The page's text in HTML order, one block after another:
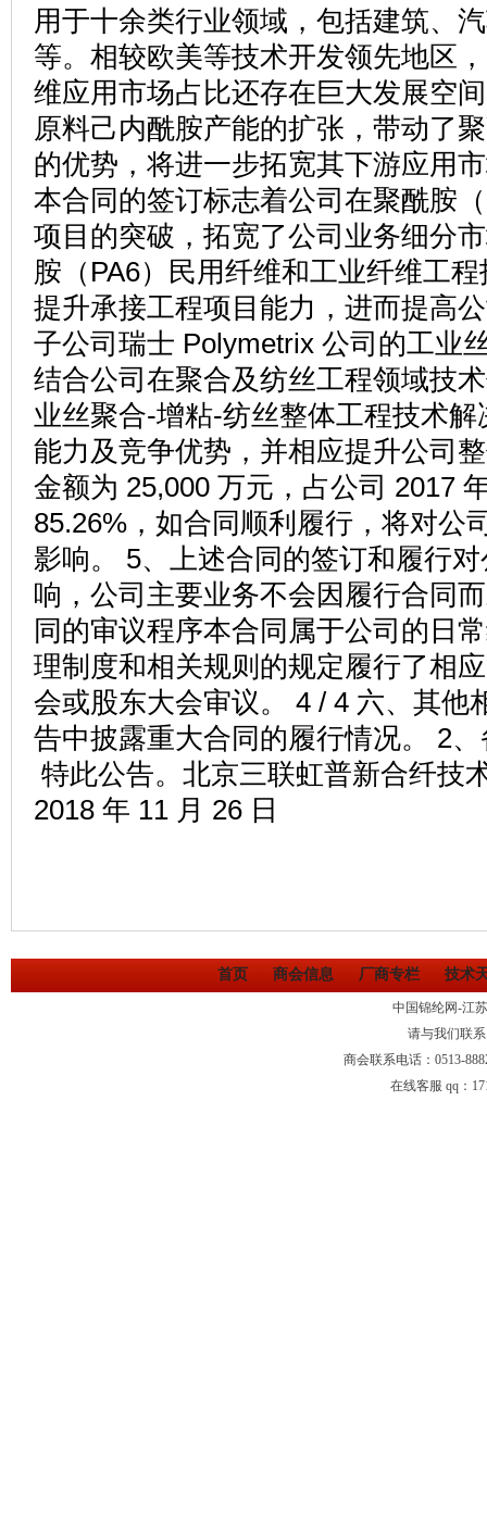
用于十余类行业领域，包括建筑、
等。相较欧美等技术开发领先地区
维应用市场占比还存在巨大发展空
原料己内酰胺产能的扩张，带动了
的优势，将进一步拓宽其下游应用
本合同的签订标志着公司在聚酰胺
项目的突破，拓宽了公司业务细分
胺（PA6）民用纤维和工业纤维工
提升承接工程项目能力，进而提高
子公司瑞士 Polymetrix 公司的工业
结合公司在聚合及纺丝工程领域技
业丝聚合-增粘-纺丝整体工程技术
能力及竞争优势，并相应提升公司
金额为 25,000 万元，占公司 2017
85.26%，如合同顺利履行，将对公
影响。 5、上述合同的签订和履行
响，公司主要业务不会因履行合同
同的审议程序本合同属于公司的日
理制度和相关规则的规定履行了相
会或股东大会审议。 4 / 4 六、其他
告中披露重大合同的履行情况。 2
特此公告。北京三联虹普新合纤技
2018 年 11 月 26 日
首页 商会信息 厂商专栏 技术
中国锦纶网-江
请与我们联
商会联系电话：0513-
在线客服 qq：